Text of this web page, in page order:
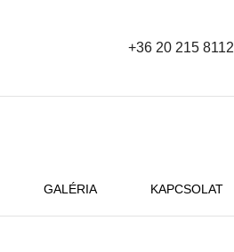
+36 20 215 8112
GALÉRIA KAPCSOLAT